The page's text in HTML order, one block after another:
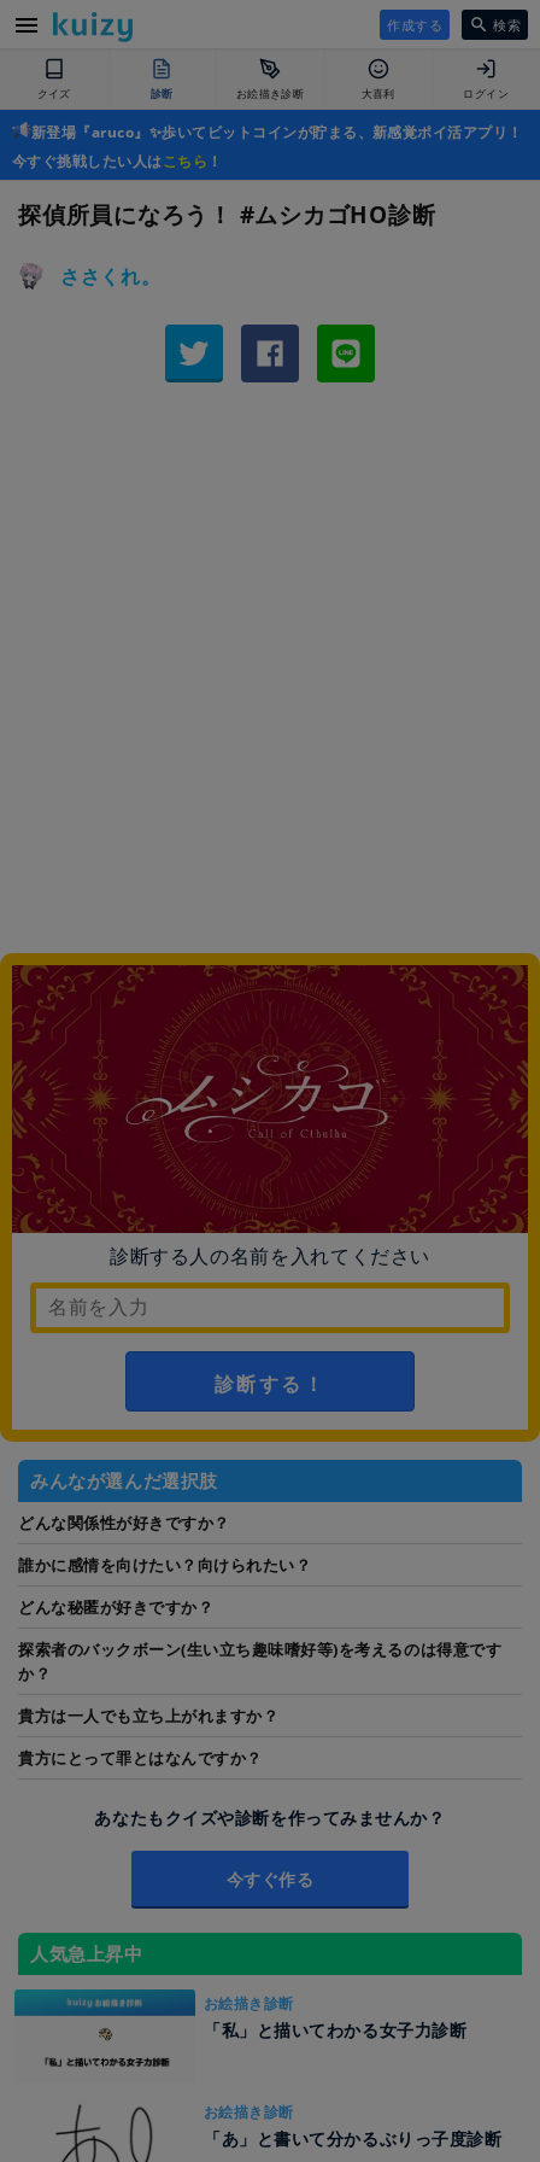
作成する 検索
クイズ 診断 お絵描き診断 大喜利 ログイン
新登場『aruco』✨歩いてビットコインが貯まる、新感覚ポイ活アプリ！
今すぐ挑戦したい人はこちら ！
探偵所員になろう！ #ムシカゴHO診断
ささくれ。
診断する人の名前を入れてください
診断する！
みんなが選んだ選択肢
どんな関係性が好きですか？
誰かに感情を向けたい？向けられたい？
どんな秘匿が好きですか？
探索者のバックボーン(生い立ち趣味嗜好等)を考えるのは得意です
か？
貴方は一人でも立ち上がれますか？
貴方にとって罪とはなんですか？
あなたもクイズや診断を作ってみませんか？
今すぐ作る
人気急上昇中
お絵描き診断
「私」と描いてわかる女子力診断
お絵描き診断
「あ」と書いて分かるぶりっ子度診断